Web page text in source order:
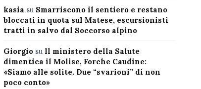
kasia su Smarriscono il sentiero e restano
bloccati in quota sul Matese, escursionisti
tratti in salvo dal Soccorso alpino
Giorgiosu Il ministero della Salute
dimentica il Molise, Forche Caudine:
«Siamo alle solite. Due “svarioni” di non
poco conto»